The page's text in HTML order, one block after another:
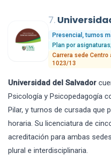
7.
Presencial, turnos
Plan por
Carrera sede Centro
1023/13
Universidad del Salvador
Psicología y Psicopedagogía
Pilar, y turnos de cursada que
horaria. Su licenciatura de
acreditación para ambas
plural e interdisciplinaria.